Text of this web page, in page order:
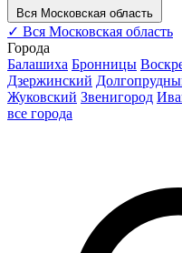
Вся Московская область
✓ Вся Московская область
Города
Балашиха Бронницы
Дзержинский
Жуковский Звенигород
все города